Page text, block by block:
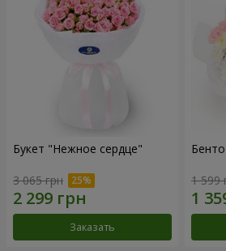
Букет "Нежное сердце"
3 065 грн
Заказать
1 599